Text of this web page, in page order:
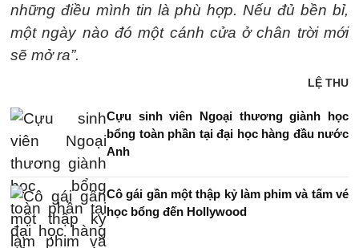
những điều mình tin là phù hợp. Nếu đủ bền bỉ,
một ngày nào đó một cánh cửa ở chân trời mới
sẽ mở ra”.
LỆ THU
Cựu sinh viên Ngoại thương giành học
bổng toàn phần tại đại học hàng đầu nước
Anh
Cô gái gần một thập kỷ làm phim và tấm vé
học bổng đến Hollywood